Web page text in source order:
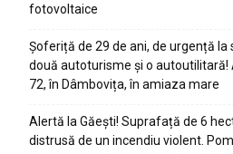
fotovoltaice
Șoferiță de 29 de ani, de urgență
două autoturisme și o autoutilitară!
72, în Dâmbovița, în amiaza mare
Alertă la Găești! Suprafață de 6
distrusă de un incendiu violent.